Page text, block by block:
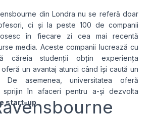
din Londra nu se referă doar
ci și la peste 100 de companii
în fiecare zi cea mai recentă
media. Aceste companii lucrează cu
căreia studenții obțin experiența
un avantaj atunci când își caută un
asemenea, universitatea oferă
sprijin în afaceri pentru a-și dezvolta
start-up.